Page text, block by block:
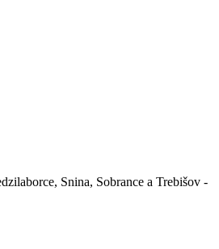
Snina, Sobrance a Trebišov -